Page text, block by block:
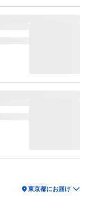
location_on東京都にお届け